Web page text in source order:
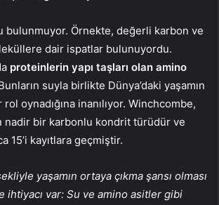
bulunmuyor. Örnekte, değerli karbon ve
dair ispatlar bulunuyordu.
proteinlerin yapı taşları olan amino
suyla birlikte Dünya’daki yaşamın
oynadığına inanılıyor. Winchcombe,
nadir bir karbonlu kondrit türüdür ve
15’i kayıtlara geçmiştir.
yaşamın ortaya çıkma şansı olması
ihtiyacı var: Su ve amino asitler gibi